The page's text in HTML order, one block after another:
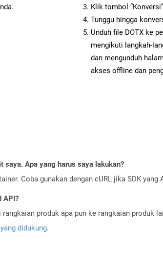
Klik tombol
Tunggu hingga
Unduh file DOTX ke
mengikuti langkah-
dan mengunduh
akses offline dan
saya. Apa yang harus saya lakukan?
Coba gunakan dengan cURL jika SDK yang
API?
produk apa pun ke rangkaian produk
didukung.